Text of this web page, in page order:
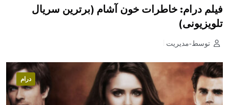
فیلم درام: خاطرات خون آشام (برترین سریال
تلویزیونی)
توسط-مدیریت
درام